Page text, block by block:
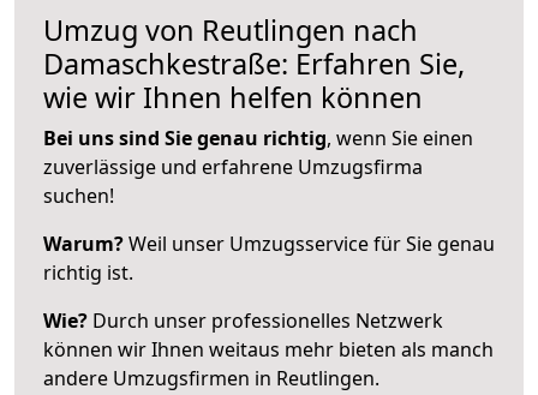
Umzug von Reutlingen nach
Damaschkestraße: Erfahren Sie,
wie wir Ihnen helfen können
Bei uns sind Sie genau richtig, wenn Sie einen
zuverlässige und erfahrene Umzugsfirma
suchen!
Warum?Weil unser Umzugsservice für Sie genau
richtig ist.
Wie? Durch unser professionelles Netzwerk
können wir Ihnen weitaus mehr bieten als manch
andere Umzugsfirmen in Reutlingen.